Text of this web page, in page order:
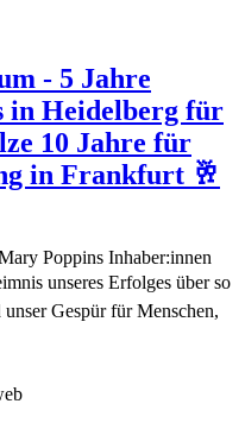
- 5 Jahre
in Heidelberg für
10 Jahre für
in Frankfurt 🥂
Poppins Inhaber:innen
unseres Erfolges über so
Gespür für Menschen,